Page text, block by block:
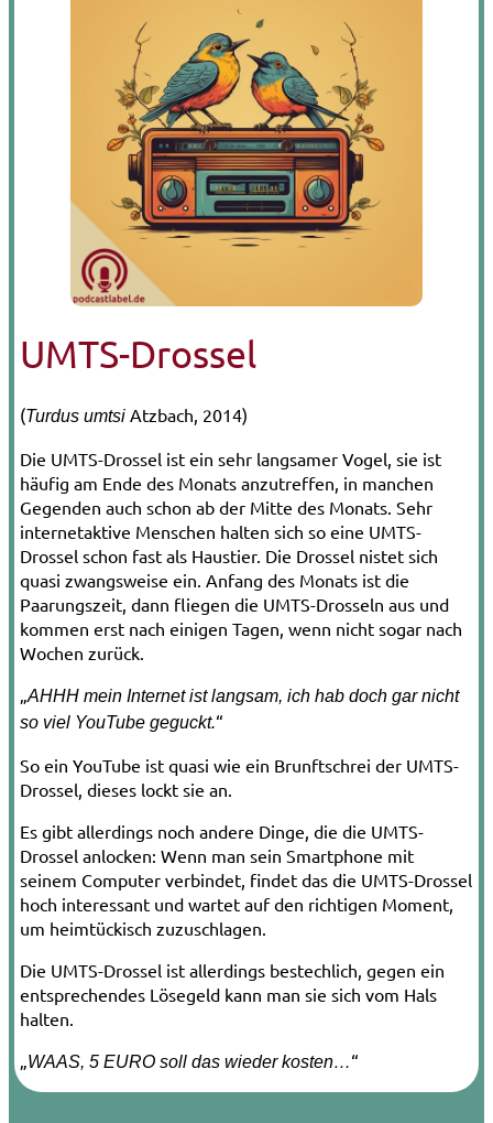
UMTS-Drossel
(Turdus umtsi Atzbach, 2014)
Die UMTS-Drossel ist ein sehr langsamer Vogel, sie ist
häufig am Ende des Monats anzutreffen, in manchen
Gegenden auch schon ab der Mitte des Monats. Sehr
internetaktive Menschen halten sich so eine UMTS-
Drossel schon fast als Haustier. Die Drossel nistet sich
quasi zwangsweise ein. Anfang des Monats ist die
Paarungszeit, dann fliegen die UMTS-Drosseln aus und
kommen erst nach einigen Tagen, wenn nicht sogar nach
Wochen zurück.
AHHH mein Internet ist langsam, ich hab doch gar nicht
so viel YouTube geguckt.“
So ein YouTube ist quasi wie ein Brunftschrei der UMTS-
Drossel, dieses lockt sie an.
Es gibt allerdings noch andere Dinge, die die UMTS-
Drossel anlocken: Wenn man sein Smartphone mit
seinem Computer verbindet, findet das die UMTS-Drossel
hoch interessant und wartet auf den richtigen Moment,
um heimtückisch zuzuschlagen.
Die UMTS-Drossel ist allerdings bestechlich, gegen ein
entsprechendes Lösegeld kann man sie sich vom Hals
halten.
WAAS, 5 EURO soll das wieder kosten…“